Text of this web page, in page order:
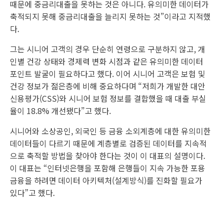
때문에 중금리대출을 못하는 것은 아니다. 유의미한 데이터가
축적되지 못해 중금리대출을 늘리지 못하는 것”이라고 지적했
다.
그는 시니어 고객의 경우 단순히 연령으로 구분하지 않고, 개
인별 건강 상태와 경제력 변화 시점과 같은 유의미한 데이터
포인트 발굴이 필요하다고 했다. 이어 시니어 고객은 보험 및
건강 정보가 젊은층에 비해 중요하다며 “저희가 개발한 대안
신용평가(CSS)와 시니어 보험 정보를 결합했을 때 대출 부실
율이 18.8% 개선됐다”고 했다.
시니어와 소상공인, 외국인 등 금융 소외계층에 대한 유의미한
데이터들이 다르기 때문에 계층별로 검증된 데이터를 지속적
으로 축적할 방법을 찾아야 한다는 것이 이 대표의 설명이다.
이 대표는 “인터넷은행을 포함해 은행들이 지속 가능한 포용
금융을 하려면 데이터 아키텍처(설계방식)를 진화할 필요가
있다”고 했다.